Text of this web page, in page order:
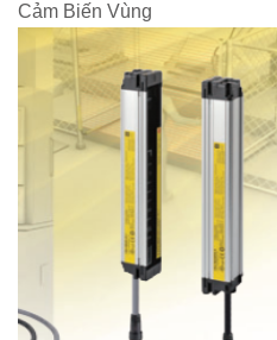
Cảm Biến Vùng